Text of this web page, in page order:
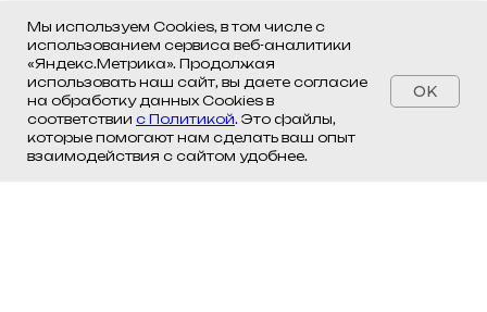
Мы используем Cookies, в том числе с
использованием сервиса веб-аналитики
«Яндекс.Метрика». Продолжая
использовать наш сайт, вы даете согласие
на обработку данных Cookies в
соответствии с Политикой. Это файлы,
которые помогают нам сделать ваш опыт
взаимодействия с сайтом удобнее.
OK